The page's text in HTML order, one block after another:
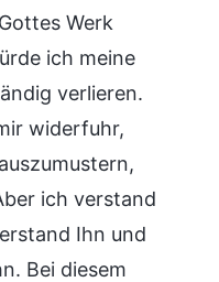
Werk
ich meine
verlieren.
widerfuhr,
ich verstand
Ihn und
Bei diesem